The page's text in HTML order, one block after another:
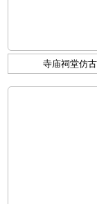
寺庙祠堂仿